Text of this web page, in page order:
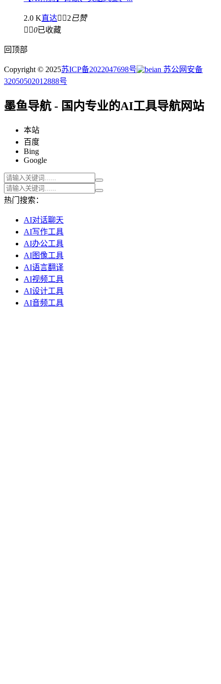
2.0 K直达 2已赞
 0已收藏
回顶部
Copyright © 2025苏ICP备2022047698号
苏公网安备
32050502012888号
墨鱼导航 - 国内专业的AI工具导航网站
本站
百度
Bing
Google
热门搜索：
AI对话聊天
AI写作工具
AI办公工具
AI图像工具
AI语言翻译
AI视频工具
AI设计工具
AI音频工具